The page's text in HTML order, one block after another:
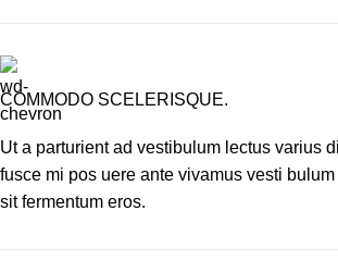
COMMODO SCELERISQUE.
Ut a parturient ad vestibulum lectus varius
fusce mi pos uere ante vivamus vesti
sit fermentum eros.